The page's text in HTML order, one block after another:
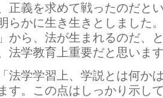
正義を求めて戦ったのだと
らかに生き生きとしました
から、法が生まれるのだ、
法学教育上重要だと思いま
「法学学習上、学説とは何か
す。この点はしっかり示し